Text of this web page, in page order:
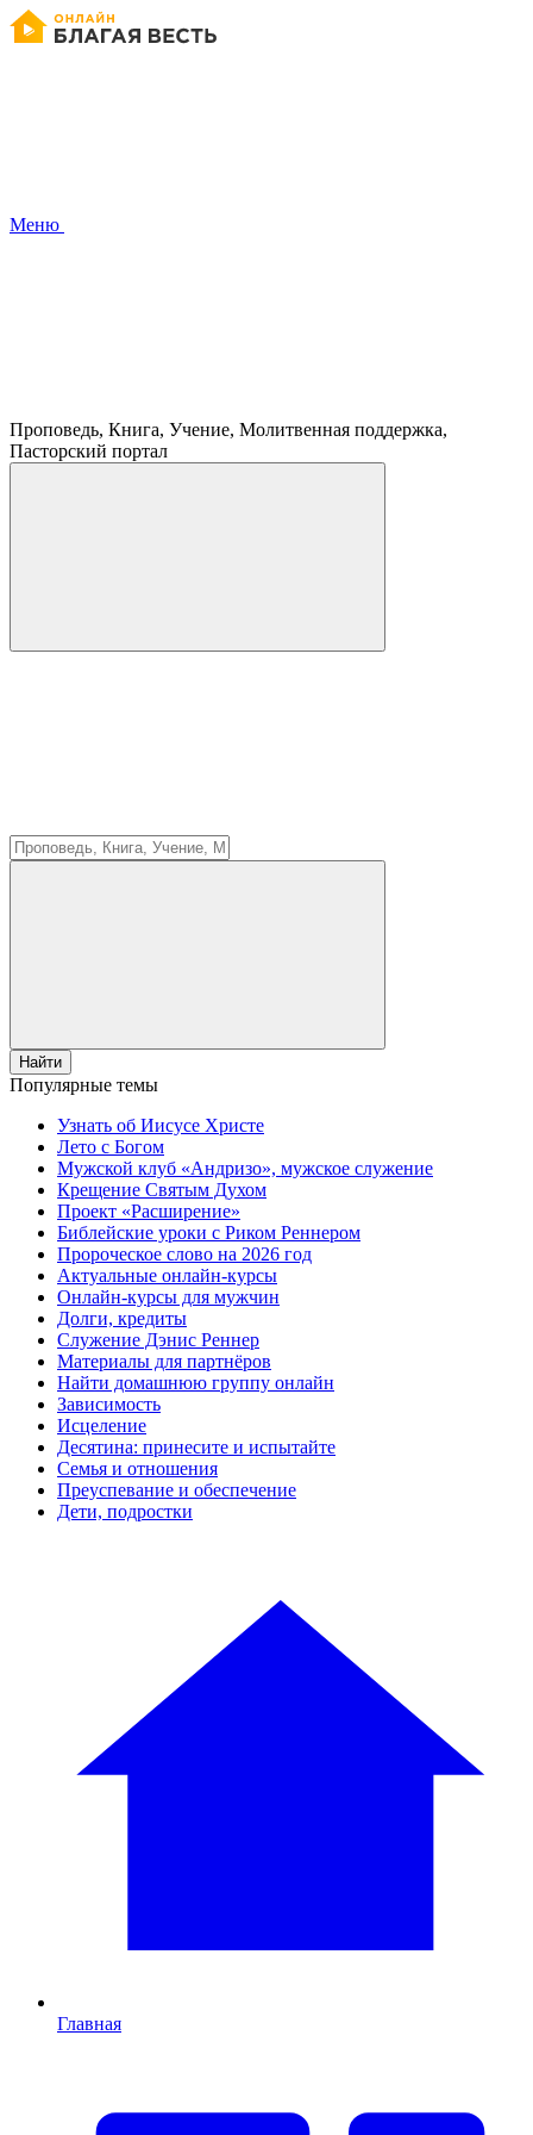
Меню
Проповедь, Книга, Учение, Молитвенная поддержка,
Пасторский портал
Найти
Популярные темы
Узнать об Иисусе Христе
Лето с Богом
Мужской клуб «Андризо», мужское служение
Крещение Святым Духом
Проект «Расширение»
Библейские уроки с Риком Реннером
Пророческое слово на 2026 год
Актуальные онлайн-курсы
Онлайн-курсы для мужчин
Долги, кредиты
Служение Дэнис Реннер
Материалы для партнёров
Найти домашнюю группу онлайн
Зависимость
Исцеление
Десятина: принесите и испытайте
Семья и отношения
Преуспевание и обеспечение
Дети, подростки
Главная